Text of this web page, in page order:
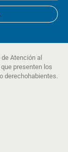
Atención al
presenten los
derechohabientes.